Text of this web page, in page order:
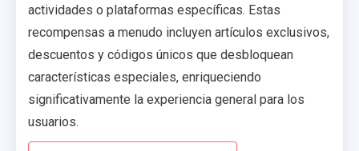
actividades o plataformas específicas. Estas
recompensas a menudo incluyen artículos exclusivos,
descuentos y códigos únicos que desbloquean
características especiales, enriqueciendo
significativamente la experiencia general para los
usuarios.